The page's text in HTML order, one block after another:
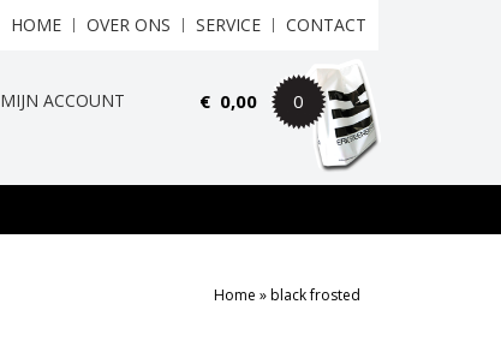
HOME OVER ONS SERVICE CONTACT
MIJN ACCOUNT € 0,00 0
Home »black frosted